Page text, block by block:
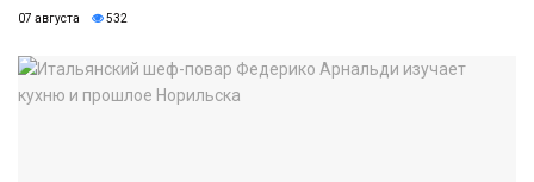
07 августа 532